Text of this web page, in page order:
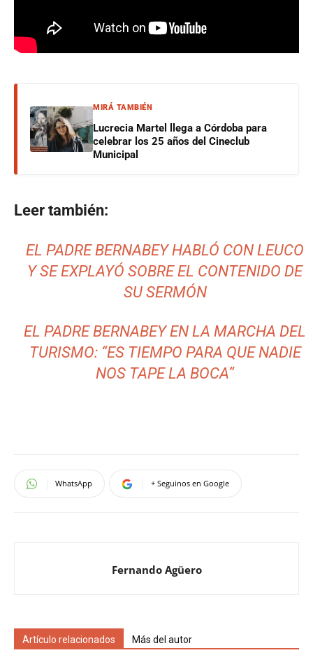
MIRÁ TAMBIÉN
Lucrecia Martel llega a Córdoba para
celebrar los 25 años del Cineclub
Municipal
Leer también:
EL PADRE BERNABEY HABLÓ CON LEUCO
Y SE EXPLAYÓ SOBRE EL CONTENIDO DE
SU SERMÓN
EL PADRE BERNABEY EN LA MARCHA DEL
TURISMO: “ES TIEMPO PARA QUE NADIE
NOS TAPE LA BOCA”
WhatsApp + Seguinos en Google
Fernando Agüero
Artículo relacionados Más del autor